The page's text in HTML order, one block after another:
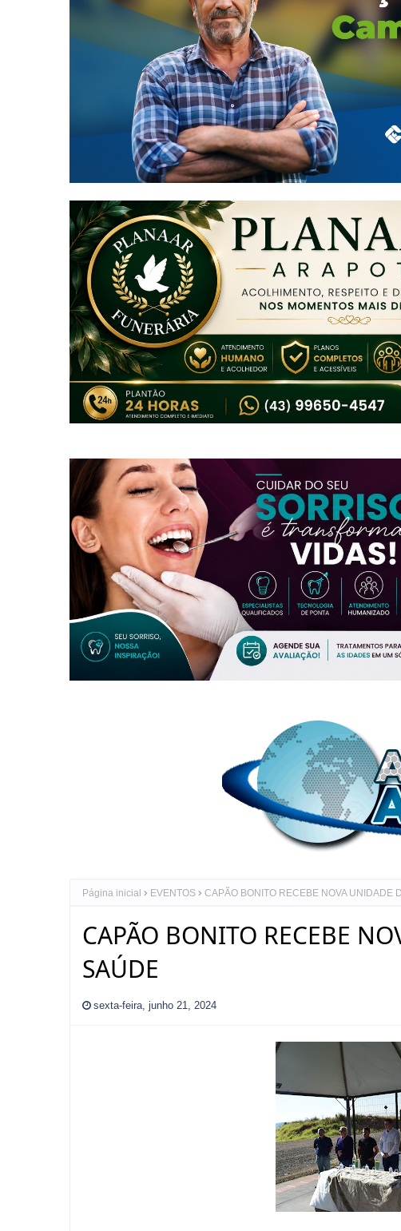
Página inicial EVENTOS CAPÃO BONITO RECEBE NOVA UNIDADE
CAPÃO BONITO RECEBE
SAÚDE
sexta-feira, junho 21, 2024